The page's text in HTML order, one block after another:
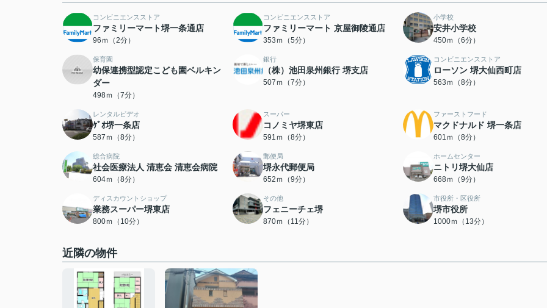
コンビニエンスストア
ファミリーマート堺一条通店
96ｍ（2分）
コンビニエンスストア
ファミリーマート 京屋御陵通店
353ｍ（5分）
小学校
安井小学校
450ｍ（6分）
保育園
幼保連携型認定こども園ベルキン
ダー
498ｍ（7分）
銀行
（株）池田泉州銀行 堺支店
507ｍ（7分）
コンビニエンスストア
ローソン 堺大仙西町店
563ｍ（8分）
レンタルビデオ
ｹﾞｵ堺一条店
587ｍ（8分）
スーパー
コノミヤ堺東店
591ｍ（8分）
ファーストフード
マクドナルド 堺一条店
601ｍ（8分）
総合病院
社会医療法人 清恵会 清恵会病院
604ｍ（8分）
郵便局
堺永代郵便局
652ｍ（9分）
ホームセンター
ニトリ堺大仙店
668ｍ（9分）
ディスカウントショップ
業務スーパー堺東店
800ｍ（10分）
その他
フェニーチェ堺
870ｍ（11分）
市役所・区役所
堺市役所
1000ｍ（13分）
近隣の物件